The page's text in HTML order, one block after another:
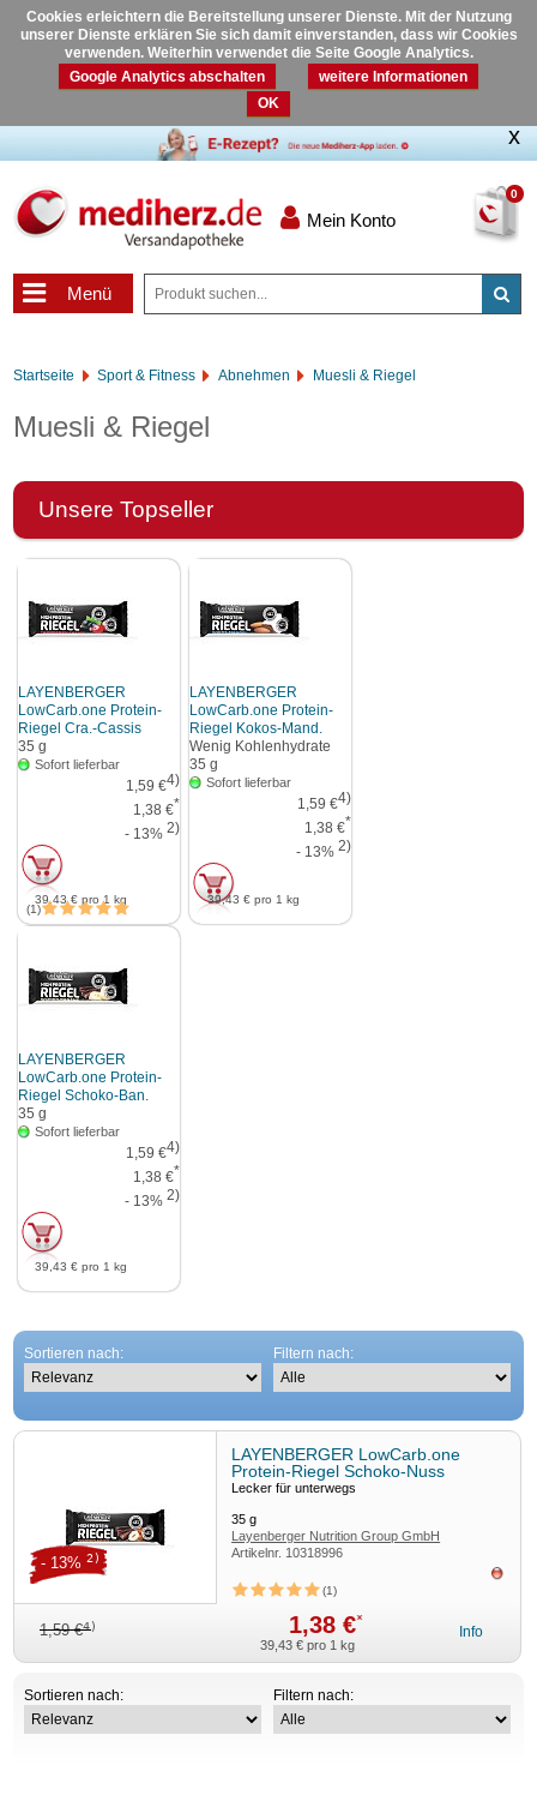
Cookies erleichtern die Bereitstellung unserer Dienste. Mit der Nutzung
unserer Dienste erklären Sie sich damit einverstanden, dass wir Cookies
verwenden. Weiterhin verwendet die Seite Google Analytics.
Google Analytics abschalten
weitere Informationen
OK
0
Mein Konto
Menü
Startseite Sport & Fitness Abnehmen Muesli & Riegel
Muesli & Riegel
Unsere Topseller
LAYENBERGER
LowCarb.one Protein-
Riegel Cra.-Cassis
35g
Sofort lieferbar
1
1,59 €4)
1,38 €*
- 13%2)
39,43 € pro 1 kg
LAYENBERGER
LowCarb.one Protein-
Riegel Kokos-Mand.
Wenig Kohlenhydrate
35g
Sofort lieferbar
1,59 €4)
1,38 €*
- 13%2)
39,43 €pro 1 kg
LAYENBERGER
LowCarb.one Protein-
Riegel Schoko-Ban.
35g
Sofort lieferbar
1,59 €4)
1,38 €*
- 13%2)
39,43 € pro 1 kg
Sortieren nach: Filtern nach:
LAYENBERGER LowCarb.one
Protein-Riegel Schoko-Nuss
Lecker für unterwegs
35g
Layenberger Nutrition Group GmbH
Artikelnr. 10318996
1
1,59 €4) 1,38 €*
- 13% 2)
39,43 € pro 1 kg
Info
Sortieren nach: Filtern nach: